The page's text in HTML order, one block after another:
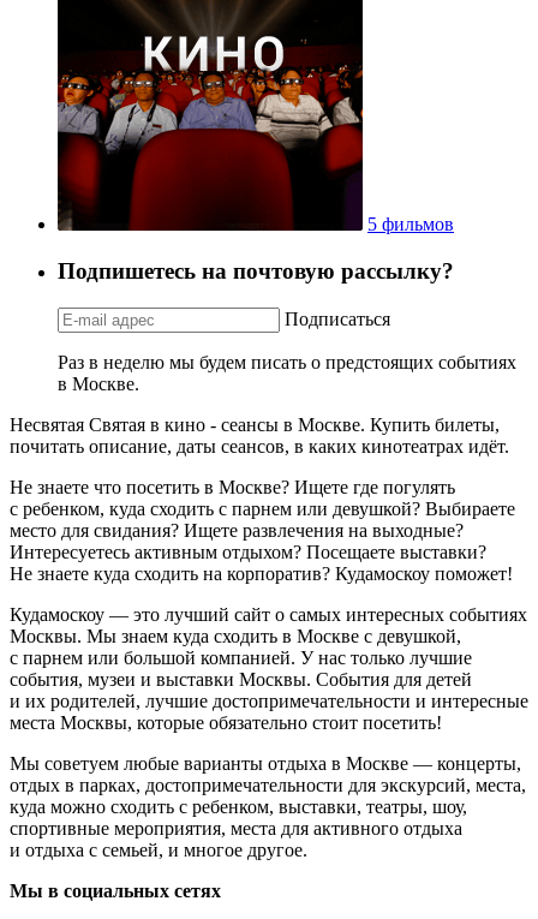
5 фильмов
Подпишетесь на почтовую рассылку?
Подписаться
Раз в неделю мы будем писать о предстоящих событиях
в Москве.
Несвятая Святая в кино - сеансы в Москве. Купить билеты,
почитать описание, даты сеансов, в каких кинотеатрах идёт.
Не знаете что посетить в Москве? Ищете где погулять
с ребенком, куда сходить с парнем или девушкой? Выбираете
место для свидания? Ищете развлечения на выходные?
Интересуетесь активным отдыхом? Посещаете выставки?
Не знаете куда сходить на корпоратив? Кудамоскоу поможет!
Кудамоскоу — это лучший сайт о самых интересных событиях
Москвы. Мы знаем куда сходить в Москве с девушкой,
с парнем или большой компанией. У нас только лучшие
события, музеи и выставки Москвы. События для детей
и их родителей, лучшие достопримечательности и интересные
места Москвы, которые обязательно стоит посетить!
Мы советуем любые варианты отдыха в Москве — концерты,
отдых в парках, достопримечательности для экскурсий, места,
куда можно сходить с ребенком, выставки, театры, шоу,
спортивные мероприятия, места для активного отдыха
и отдыха с семьей, и многое другое.
Мы в социальных сетях